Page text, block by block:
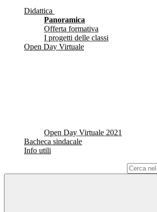
Didattica
Panoramica
Offerta formativa
I progetti delle classi
Open Day Virtuale
Open Day Virtuale 2021
Bacheca sindacale
Info utili